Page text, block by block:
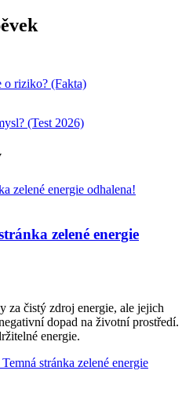
o riziko? (Fakta)
(Test 2026)
zelené energie
za čistý zdroj energie, ale jejich
dopad na životní prostředí.
energie.
stránka zelené energie